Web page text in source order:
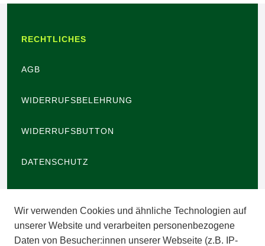
RECHTLICHES
AGB
WIDERRUFSBELEHRUNG
WIDERRUFSBUTTON
DATENSCHUTZ
IMPRESSUM
Wir verwenden Cookies und ähnliche Technologien auf
unserer Website und verarbeiten personenbezogene
Daten von Besucher:innen unserer Webseite (z.B. IP-